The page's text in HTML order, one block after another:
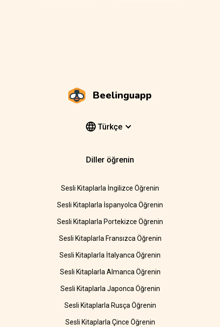
Beelinguapp
Türkçe
Diller öğrenin
Sesli Kitaplarla İngilizce Öğrenin
Sesli Kitaplarla İspanyolca Öğrenin
Sesli Kitaplarla Portekizce Öğrenin
Sesli Kitaplarla Fransızca Öğrenin
Sesli Kitaplarla İtalyanca Öğrenin
Sesli Kitaplarla Almanca Öğrenin
Sesli Kitaplarla Japonca Öğrenin
Sesli Kitaplarla Rusça Öğrenin
Sesli Kitaplarla Çince Öğrenin